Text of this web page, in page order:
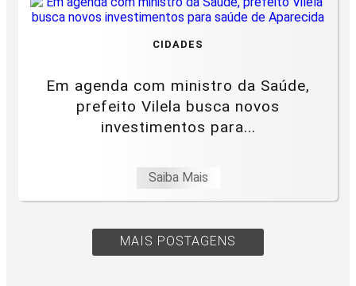
CIDADES
Em agenda com ministro da Saúde,
prefeito Vilela busca novos
investimentos para...
Saiba Mais
MAIS POSTAGENS